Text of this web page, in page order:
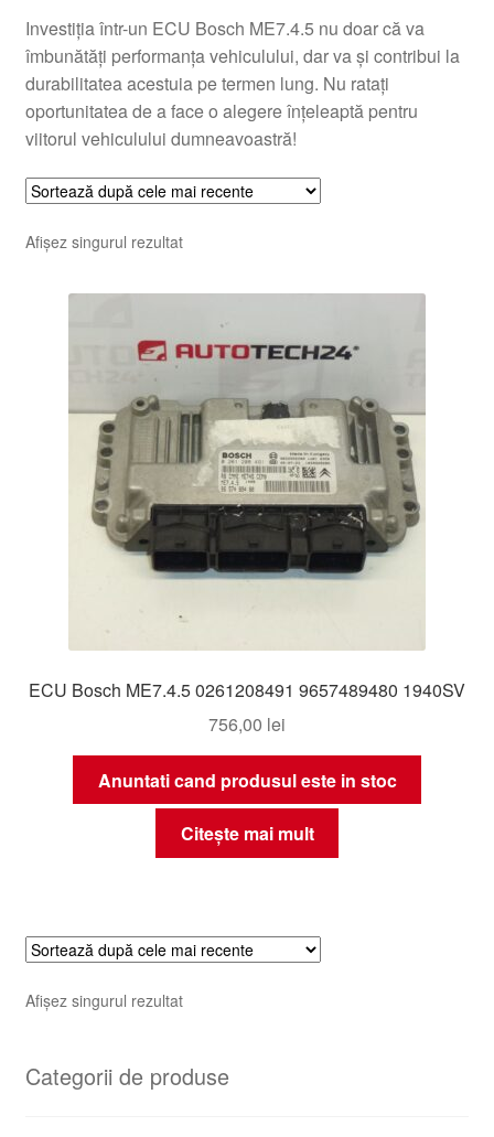
Termeni si conditii
Investiția într-un ECU Bosch ME7.4.5 nu doar că va
îmbunătăți performanța vehiculului, dar va și contribui la
durabilitatea acestuia pe termen lung. Nu ratați
oportunitatea de a face o alegere înțeleaptă pentru
viitorul vehiculului dumneavoastră!
Afișez singurul rezultat
ECU Bosch ME7.4.5 0261208491 9657489480 1940SV
756,00 lei
Anuntati cand produsul este in stoc
Citește mai mult
Afișez singurul rezultat
Categorii de produse